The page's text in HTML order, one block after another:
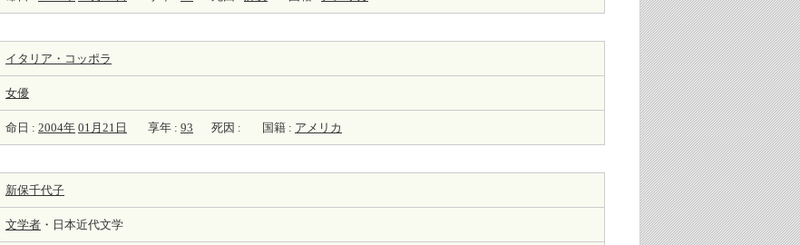
イタリア・コッポラ
女優
命日 : 2004年 01月21日 享年 : 93 死因 : 国籍 : アメリカ
新保千代子
文学者 ・日本近代文学